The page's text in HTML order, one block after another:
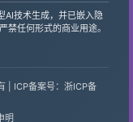
AI技术生成，并已嵌入隐
禁任何形式的商业用途。
| ICP备案号：浙ICP备
明